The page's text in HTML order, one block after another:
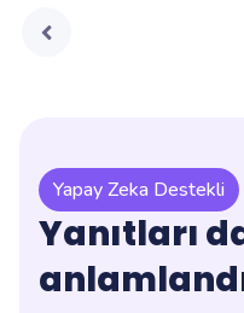
Yapay Zeka Destekli
Yanıtları